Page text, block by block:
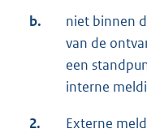
b.
niet binnen
van de
een
interne
2.
Externe